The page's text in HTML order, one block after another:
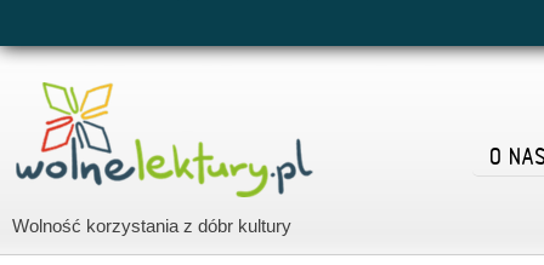
Wolność korzystania z dóbr kultury
O